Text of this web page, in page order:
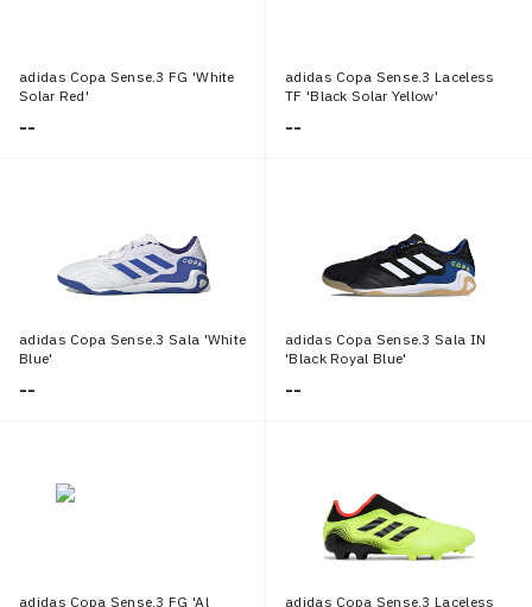
adidas Copa Sense.3 FG 'White
Solar Red'
--
adidas Copa Sense.3 Laceless
TF 'Black Solar Yellow'
--
adidas Copa Sense.3 Sala 'White
Blue'
--
adidas Copa Sense.3 Sala IN
'Black Royal Blue'
--
adidas Copa Sense.3 FG 'Al
adidas Copa Sense.3 Laceless